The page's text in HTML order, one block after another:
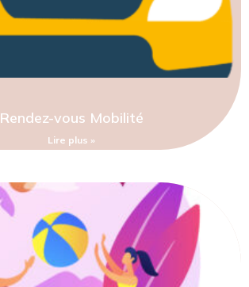
Rendez-vous Mobilité
Lire plus »